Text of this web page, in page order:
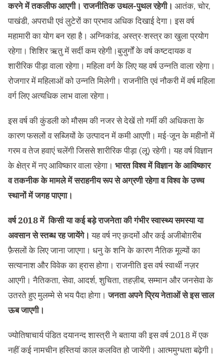
करने में तकलीफ आएगी। राजनीतिक उथल-पुथल रहेगी। आतंक, चोर,
पाखंडी, अपराधी एवं लुटेरों का प्रभाव अधिक दिखाई देगा। इस वर्ष
महामारी का योग बन रहा है। अग्निकांड, अस्त्र-शस्त्र का खुला प्रयोग
रहेगा। शिशिर ऋतु में सर्दी कम रहेगी।बुजुर्गों के वर्ष कष्टदायक व
शारीरिक पीड़ा वाला रहेगा। महिला वर्ग के लिए यह वर्ष उन्नति वाला रहेगा।
रोजगार में महिलाओं को उन्नति मिलेगी। राजनीति एवं नौकरी में वर्ष महिला
वर्ग लिए अत्यधिक लाभ वाला रहेगा।
इस वर्ष की कुंडली को मौसम की नजर से देखें तो गर्मी की अधिकता के
कारण फसलों व सब्जियों के उत्पादन में कमी आएगी। मई-जून के महीनों में
गरम व तेज हवाएं चलेंगी जिससे शारीरिक पीड़ा (लू) रहेगी। यह वर्ष विज्ञान
के क्षेत्र में नए आविष्कार वाला रहेगा। भारत विश्व में विज्ञान के आविष्कार
व तकनीक के मामले में सराहनीय रूप से अग्रणी रहेगा व विश्व के उच्च
स्थानों में जगह पाएगा।
वर्ष 2018 में किसी या कई बड़े राजनेता की गंभीर स्वास्थ्य समस्या या
अवसान से स्तब्ध रह जायेंगे। यह वर्ष नए क़दमों और कई अजीबोग़रीब
फ़ैसलों के लिए जाना जाएगा। धनु के शनि के कारण नैतिक मूल्यों का
सत्यानाश और विवेक का ह्रास होगा। राजनीति इस वर्ष स्वार्थी नज़र
आएगी। नैतिकता, सेवा, आदर्श, शुचिता, तहज़ीब, सम्मान और जनसेवा के
उतरते हुए मुलम्मे से भय पैदा होगा।जनता अपने प्रिय नेताओं से इस साल
ऊब जाएगी।
ज्योतिषाचार्य पंडित दयानन्द शास्त्री ने बताया की इस वर्ष 2018 में एक
नहीं कई नामचीन हस्तियां काल कलवित हो जायेंगी। आत्ममुग्धता बढ़ेगी।